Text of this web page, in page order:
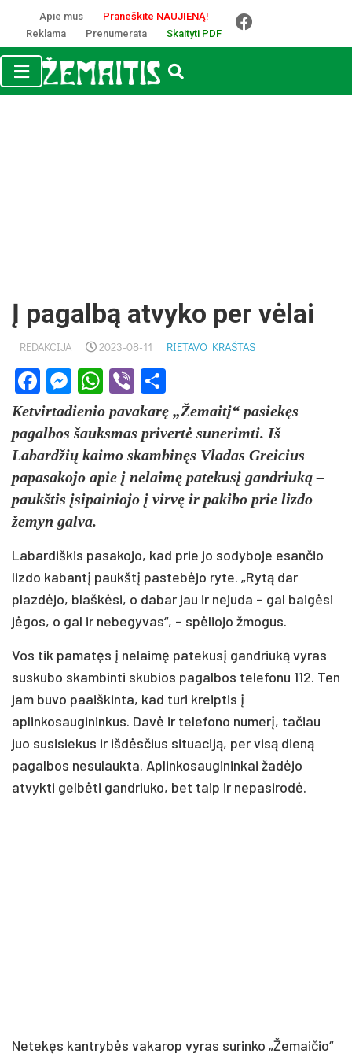
Apie mus
Praneškite NAUJIENĄ!
Reklama
Prenumerata Skaityti PDF
Į pagalbą atvyko per vėlai
REDAKCIJA 2023-08-11 RIETAVO KRAŠTAS
Facebook
Messenger
WhatsApp
Viber
Ketvirtadienio pavakarę „Žemaitį“ pasiekęs
pagalbos šauksmas privertė sunerimti. Iš
Labardžių kaimo skambinęs Vladas Greicius
papasakojo apie į nelaimę patekusį gandriuką –
paukštis įsipainiojo į virvę ir pakibo prie lizdo
žemyn galva.
Labardiškis pasakojo, kad prie jo sodyboje esančio
lizdo kabantį paukštį pastebėjo ryte. „Rytą dar
plazdėjo, blaškėsi, o dabar jau ir nejuda – gal baigėsi
jėgos, o gal ir nebegyvas“, – spėliojo žmogus.
Vos tik pamatęs į nelaimę patekusį gandriuką vyras
suskubo skambinti skubios pagalbos telefonu 112. Ten
jam buvo paaiškinta, kad turi kreiptis į
aplinkosaugininkus. Davė ir telefono numerį, tačiau
juo susisiekus ir išdėsčius situaciją, per visą dieną
pagalbos nesulaukta. Aplinkosaugininkai žadėjo
atvykti gelbėti gandriuko, bet taip ir nepasirodė.
Netekęs kantrybės vakarop vyras surinko „Žemaičio“